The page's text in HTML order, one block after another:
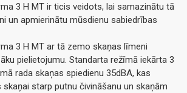
3 H MT ir ticis veidots, lai samazinātu tā
un apmierinātu mūsdienu sabiedrības
3 H MT ar tā zemo skaņas līmeni
pielietojumu. Standarta režīmā iekārta 3
rada skaņas spiedienu 35dBA, kas
skaņai starp putnu čivināšanu un skaņām